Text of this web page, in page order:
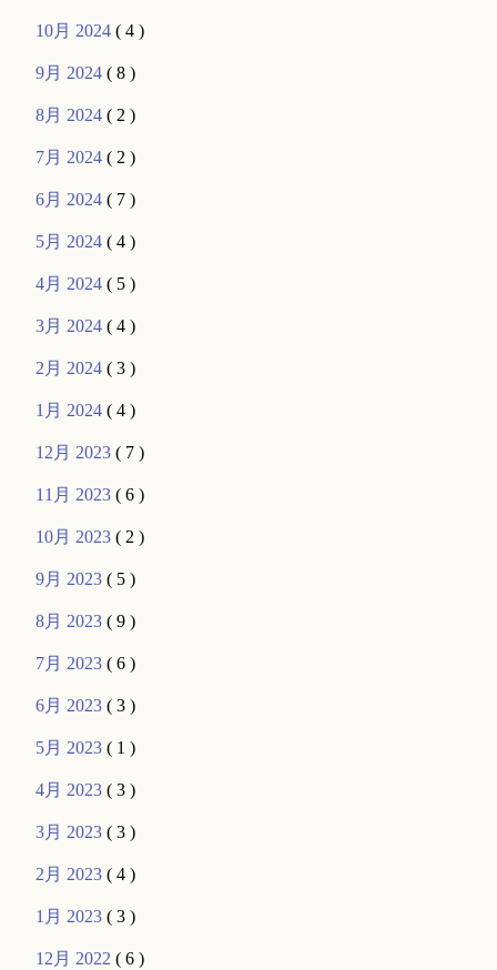
10月 2024( 4 )
9月 2024( 8 )
8月 2024( 2 )
7月 2024( 2 )
6月 2024( 7 )
5月 2024( 4 )
4月 2024( 5 )
3月 2024( 4 )
2月 2024( 3 )
1月 2024( 4 )
12月 2023( 7 )
11月 2023( 6 )
10月 2023( 2 )
9月 2023( 5 )
8月 2023( 9 )
7月 2023( 6 )
6月 2023( 3 )
5月 2023( 1 )
4月 2023( 3 )
3月 2023( 3 )
2月 2023( 4 )
1月 2023( 3 )
12月 2022( 6 )